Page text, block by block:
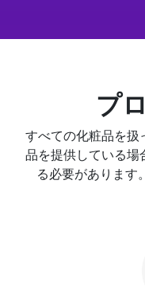
プ
すべての化粧品を扱
品を提供している場
る必要があります